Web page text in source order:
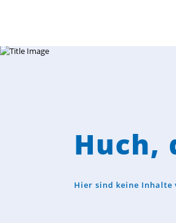
Huch,
Hier sind keine Inhalte